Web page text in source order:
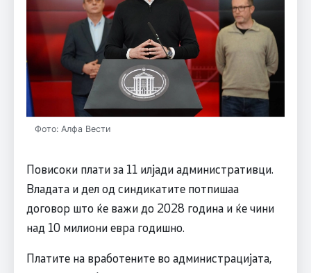
Фото: Алфа Вести
Повисоки плати за 11 илјади административци.
Владата и дел од синдикатите потпишаа
договор што ќе важи до 2028 година и ќе чини
над 10 милиони евра годишно.
Платите на вработените во администрацијата,